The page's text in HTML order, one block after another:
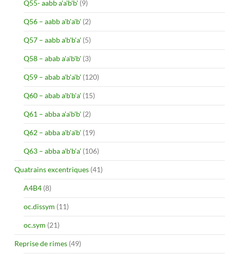
Q55- aabb a'a'b'b' (9)
Q56 – aabb a'b'a'b' (2)
Q57 – aabb a'b'b'a' (5)
Q58 – abab a'a'b'b' (3)
Q59 – abab a'b'a'b' (120)
Q60 – abab a'b'b'a' (15)
Q61 – abba a'a'b'b' (2)
Q62 – abba a'b'a'b' (19)
Q63 – abba a'b'b'a' (106)
Quatrains excentriques (41)
A4B4 (8)
oc.dissym (11)
oc.sym (21)
Reprise de rimes (49)